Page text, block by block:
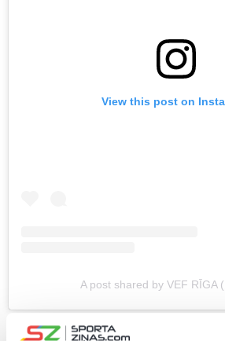
View this post on
A post shared by VEF RĪGA